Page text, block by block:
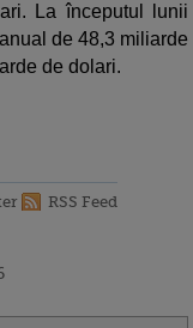
La începutul lunii
de 48,3 miliarde
de dolari.
RSS Feed